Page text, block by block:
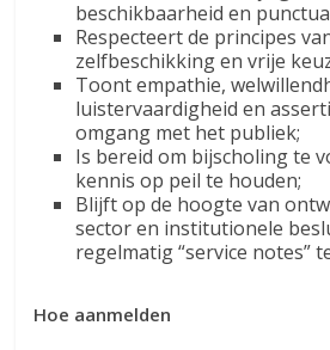
beschikbaarheid en
Respecteert de principes
zelfbeschikking en vrije
Toont empathie,
luistervaardigheid en
omgang met het publiek;
Is bereid om bijscholing te
kennis op peil te houden;
Blijft op de hoogte van
sector en institutionele
regelmatig “service notes”
Hoe aanmelden